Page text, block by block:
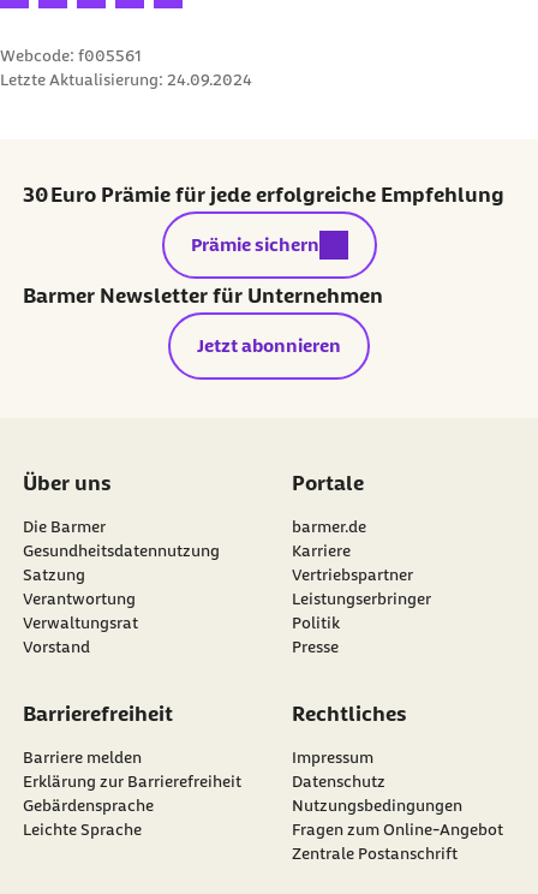
Webcode: f005561
Letzte Aktualisierung: 24.09.2024
30 Euro Prämie für jede erfolgreiche Empfehlung
externer Link:
Prämie sichern
Barmer Newsletter für Unternehmen
Jetzt abonnieren
Über uns
Die Barmer
Gesundheitsdatennutzung
Satzung
Verantwortung
Verwaltungsrat
Vorstand
Portale
barmer.de
Karriere
Vertriebspartner
Leistungserbringer
Politik
Presse
Barrierefreiheit
Barriere melden
Erklärung zur Barrierefreiheit
Gebärdensprache
Leichte Sprache
Rechtliches
Impressum
Datenschutz
Nutzungsbedingungen
Fragen zum Online-Angebot
Zentrale Postanschrift